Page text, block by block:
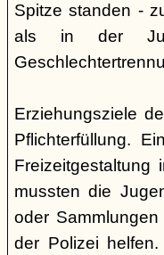
Spitze standen -
als in der
Erziehungsziele
Pflichterfüllung.
Freizeitgestaltung
mussten die
oder
der Polizei